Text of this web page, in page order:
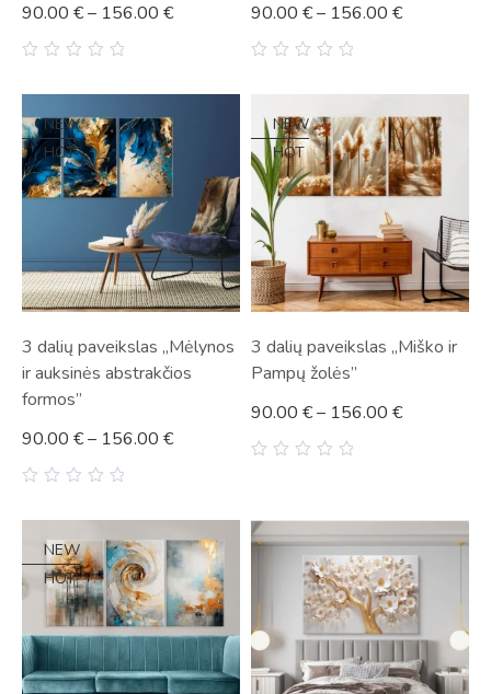
5
90.00 €– 156.00 € 90.00 €– 156.00 €
NEW
HOT
3 dalių paveikslas „Mėlynos
ir auksinės abstrakčios
formos”
90.00 €– 156.00 €
NEW
HOT
3 dalių paveikslas „Miško ir
Pampų žolės”
5
90.00 €– 156.00 €
NEW
HOT